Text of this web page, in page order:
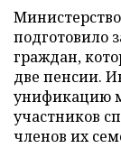
подготовило
граждан,
две пенсии.
унификацию
участников
членов их